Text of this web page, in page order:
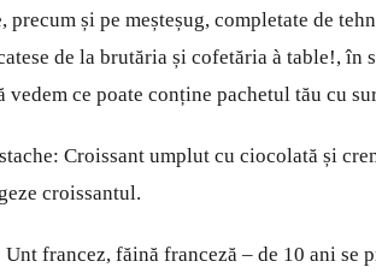
precum și pe meșteșug, completate de
de la brutăria și cofetăria à table!,
vedem ce poate conține pachetul tău cu
Croissant umplut cu ciocolată și
croissantul.
francez, făină franceză – de 10 ani se